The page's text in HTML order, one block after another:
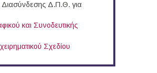
Διασύνδεσης Δ.Π.Θ. για
και Συνοδευτικής
Σχεδίου